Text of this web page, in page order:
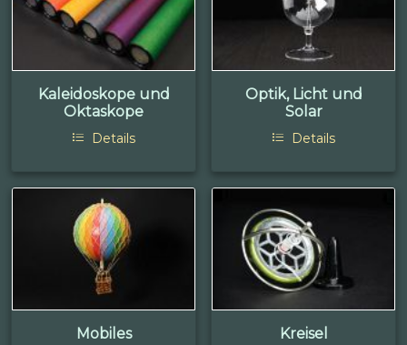
Kaleidoskope und
Oktaskope
Details
Optik, Licht und
Solar
Details
Mobiles Kreisel